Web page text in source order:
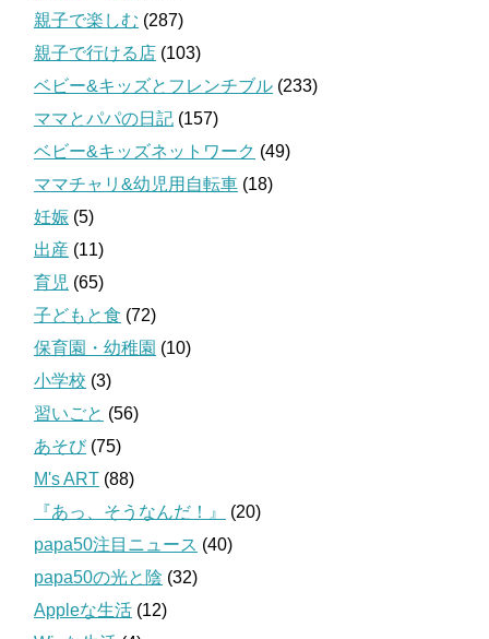
親子で楽しむ (287)
親子で行ける店 (103)
ベビー&キッズとフレンチブル (233)
ママとパパの日記 (157)
ベビー&キッズネットワーク (49)
ママチャリ&幼児用自転車 (18)
妊娠 (5)
出産 (11)
育児 (65)
子どもと食 (72)
保育園・幼稚園 (10)
小学校 (3)
習いごと (56)
あそび(75)
M's ART (88)
『あっ、そうなんだ！』
(20)
papa50注目ニュース (40)
papa50の光と陰 (32)
Appleな生活 (12)